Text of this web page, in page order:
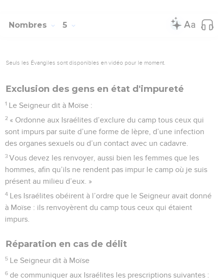
Nombres 5
Seuls les Évangiles sont disponibles en vidéo pour le moment.
Exclusion des gens en état d'impureté
1 Le Seigneur dit à Moïse :
2 « Ordonne aux Israélites d’exclure du camp tous ceux qui
sont impurs par suite d’une forme de lèpre, d’une infection
des organes sexuels ou d’un contact avec un cadavre.
3 Vous devez les renvoyer, aussi bien les femmes que les
hommes, afin qu’ils ne rendent pas impur le camp où je suis
présent au milieu d’eux. »
4 Les Israélites obéirent à l’ordre que le Seigneur avait donné
à Moïse : ils renvoyèrent du camp tous ceux qui étaient
impurs.
Réparation en cas de délit
5 Le Seigneur dit à Moïse
6 de communiquer aux Israélites les prescriptions suivantes :